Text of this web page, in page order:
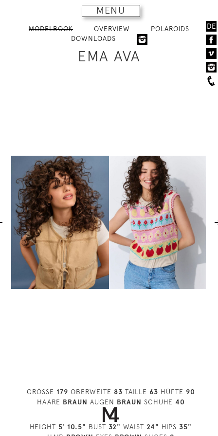
MENU
DE
MODELBOOK OVERVIEW
POLAROIDS
DOWNLOADS
EMA AVA
GRÖSSE 179 OBERWEITE 83 TAILLE 63 HÜFTE 90
HAARE BRAUN AUGEN BRAUN SCHUHE 40
HEIGHT 5' 10.5" BUST 32" WAIST 24" HIPS 35"